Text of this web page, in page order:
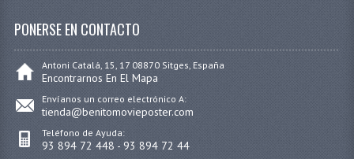
PONERSE EN CONTACTO
Antoni Catalá, 15, 17 08870 Sitges, España
Encontrarnos En El Mapa
Envíanos un correo electrónico A:
tienda@benitomovieposter.com
Teléfono de Ayuda:
93 894 72 448 - 93 894 72 44